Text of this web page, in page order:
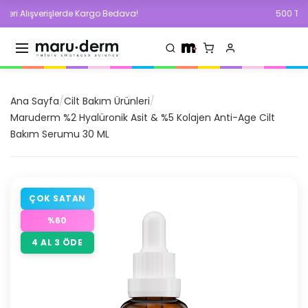
Kargo Bedava! 500 TL ve
Ana Sayfa/Cilt Bakım Ürünleri/
Maruderm %2 Hyalüronik Asit & %5 Kolajen Anti-Age Cilt
Bakım Serumu 30 ML
ÇOK SATAN
%60
4 AL 3 ÖDE